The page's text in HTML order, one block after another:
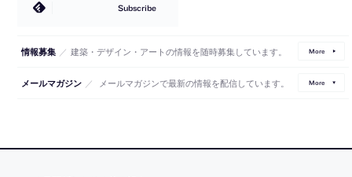
Subscribe
情報募集 ／ 建築・デザイン・アートの情報を随時募集しています。 More
メールマガジン ／ メールマガジンで最新の情報を配信しています。 More